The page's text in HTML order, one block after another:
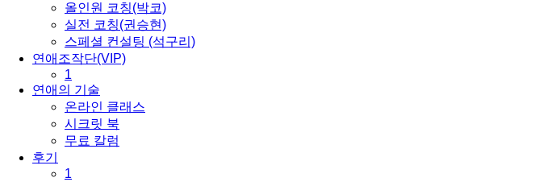
올인원 코칭(박코)
실전 코칭(권승현)
스페셜 컨설팅 (석구리)
연애조작단(VIP)
1
연애의 기술
온라인 클래스
시크릿 북
무료 칼럼
후기
1